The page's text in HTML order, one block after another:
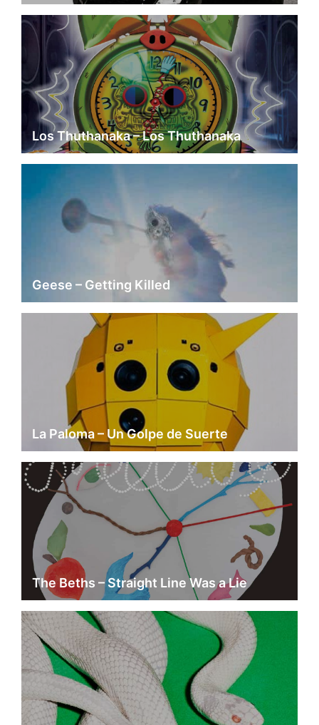
Los Thuthanaka – Los Thuthanaka
Geese – Getting Killed
La Paloma – Un Golpe de Suerte
The Beths – Straight Line Was a Lie